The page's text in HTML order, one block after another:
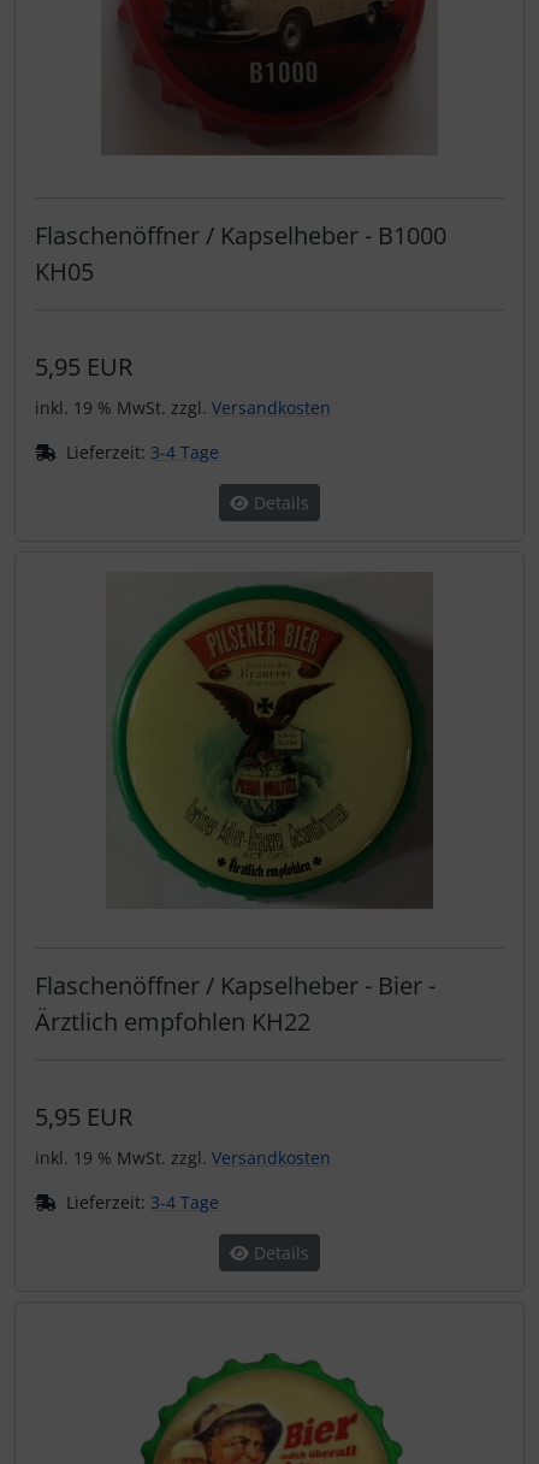
Flaschenöffner / Kapselheber - B1000
KH05
5,95 EUR
inkl. 19 % MwSt. zzgl. Versandkosten
Lieferzeit: 3-4 Tage
Details
Flaschenöffner / Kapselheber - Bier -
Ärztlich empfohlen KH22
5,95 EUR
inkl. 19 % MwSt. zzgl. Versandkosten
Lieferzeit: 3-4 Tage
Details